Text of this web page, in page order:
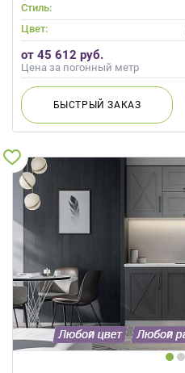
Стиль:
Цвет:
от 45 612 руб.
Цена за погонный метр
БЫСТРЫЙЗАКАЗ